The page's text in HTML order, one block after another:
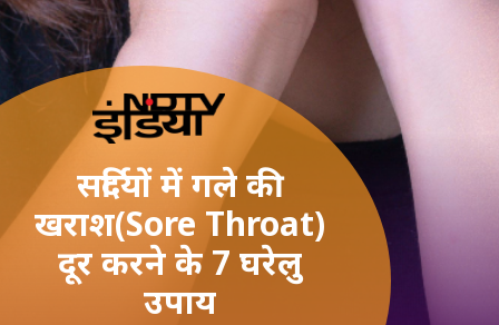
सर्दियों में गले की
खराश(Sore Throat)
दूर करने के 7 घरेलु
उपाय